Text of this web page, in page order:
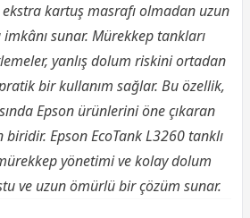
kartuş masrafı olmadan uzun
sunar. Mürekkep tankları
yanlış dolum riskini ortadan
bir kullanım sağlar. Bu özellik,
Epson ürünlerini öne çıkaran
Epson EcoTank L3260 tanklı
yönetimi ve kolay dolum
ve uzun ömürlü bir çözüm sunar.